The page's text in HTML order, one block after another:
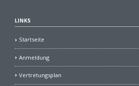
LINKS
Startseite
Anmeldung
Vertretungsplan